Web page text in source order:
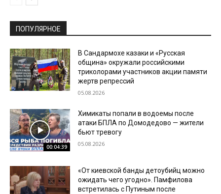
ПОПУЛЯРНОЕ
В Сандармохе казаки и «Русская
община» окружали российскими
триколорами участников акции памяти
жертв репрессий
05.08.2026
00:04:39
Химикаты попали в водоемы после
атаки БПЛА по Домодедово — жители
бьют тревогу
05.08.2026
«От киевской банды детоубийц можно
ожидать чего угодно». Памфилова
встретилась с Путиным после